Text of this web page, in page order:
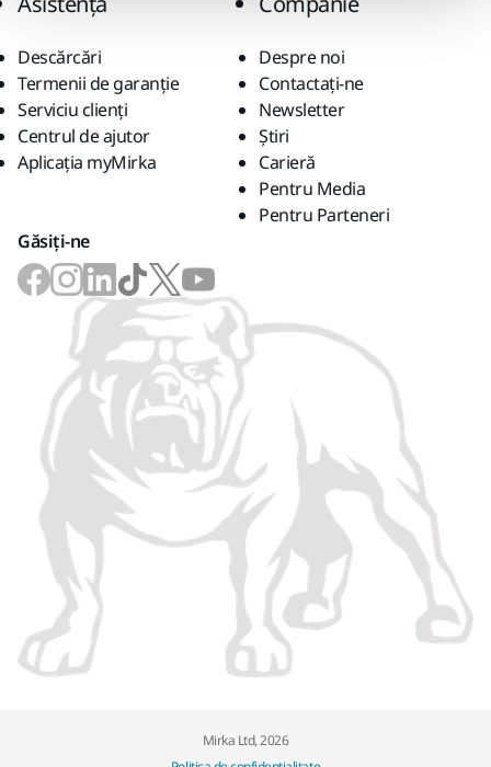
Descărcări
Termenii de garanție
Serviciu clienți
Centrul de ajutor
Aplicația myMirka
Despre noi
Contactaţi-ne
Newsletter
Știri
Carieră
Pentru Media
Pentru Parteneri
Găsiți-ne
Mirka Ltd, 2026